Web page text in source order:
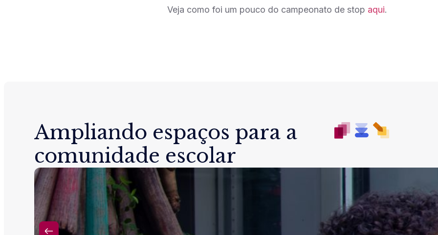
Veja como foi um pouco do campeonato de stop aqui.
Ampliando espaços para a
comunidade escolar